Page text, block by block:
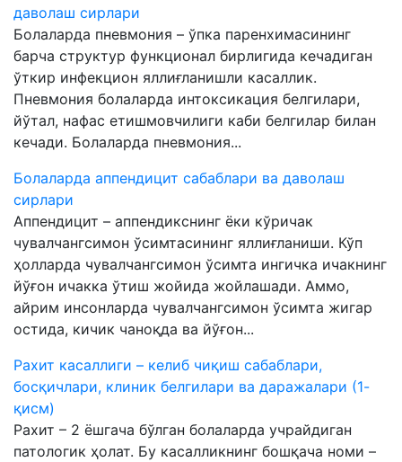
даволаш сирлари
Болаларда пневмония – ўпка паренхимасининг
барча структур функционал бирлигида кечадиган
ўткир инфекцион яллиғланишли касаллик.
Пневмония болаларда интоксикация белгилари,
йўтал, нафас етишмовчилиги каби белгилар билан
кечади. Болаларда пневмония...
Болаларда аппендицит сабаблари ва даволаш
сирлари
Аппендицит – аппендикснинг ёки кўричак
чувалчангсимон ўсимтасининг яллиғланиши. Кўп
ҳолларда чувалчангсимон ўсимта ингичка ичакнинг
йўғон ичакка ўтиш жойида жойлашади. Аммо,
айрим инсонларда чувалчангсимон ўсимта жигар
остида, кичик чаноқда ва йўғон...
Рахит касаллиги – келиб чиқиш сабаблари,
босқичлари, клиник белгилари ва даражалари (1-
қисм)
Рахит – 2 ёшгача бўлган болаларда учрайдиган
патологик ҳолат. Бу касалликнинг бошқача номи –